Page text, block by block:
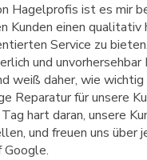
Hagelprofis ist es mir
Kunden einen qualitativ
Service zu
und unvorhersehbar
weiß daher, wie
Reparatur für unsere
hart daran, unsere
und freuen uns über
Google.